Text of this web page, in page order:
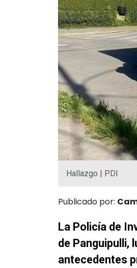
Hallazgo | PDI
Publicado por:
La Policía de
de Panguipulli,
antecedentes